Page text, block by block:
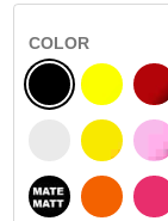
COLOR
NEGRO
BLANCO
NEGRO MATE